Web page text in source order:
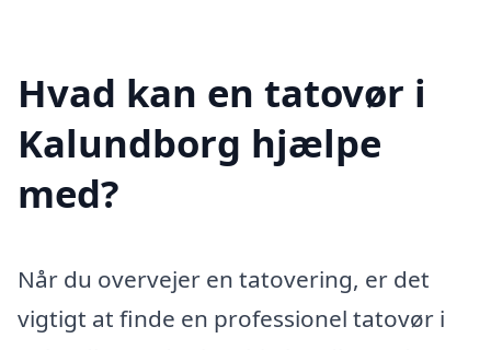
Hvad kan en tatovør i
Kalundborg hjælpe
med?
Når du overvejer en tatovering, er det
vigtigt at finde en professionel tatovør i